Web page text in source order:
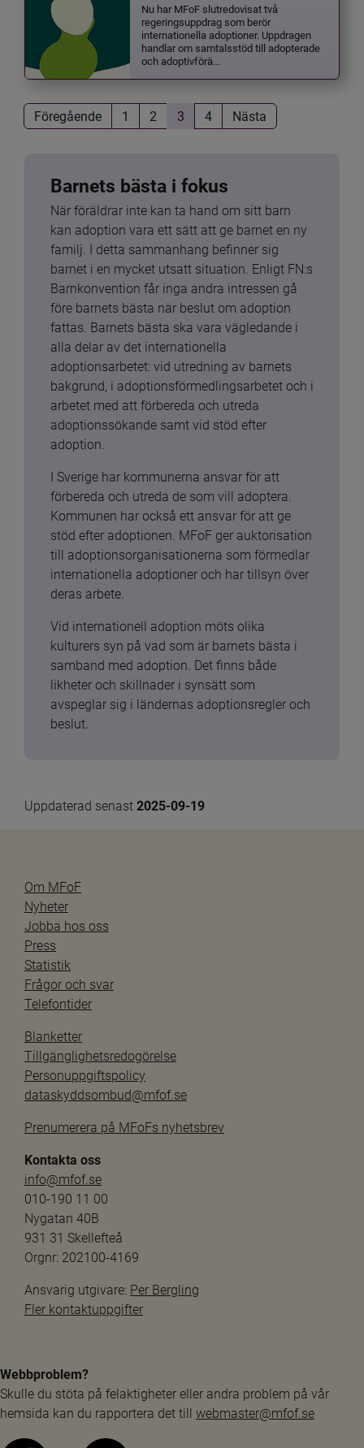
Nu har MFoF slutredovisat två
regeringsuppdrag som berör
internationella adoptioner. Uppdragen
handlar om samtalsstöd till adopterade
och adoptivförä...
Föregående 1 2 3 4 Nästa
Barnets bästa i fokus
När föräldrar inte kan ta hand om sitt barn
kan adoption vara ett sätt att ge barnet en ny
familj. I detta sammanhang befinner sig
barnet i en mycket utsatt situation. Enligt FN:s
Barnkonvention får inga andra intressen gå
före barnets bästa när beslut om adoption
fattas. Barnets bästa ska vara vägledande i
alla delar av det internationella
adoptionsarbetet: vid utredning av barnets
bakgrund, i adoptionsförmedlingsarbetet och i
arbetet med att förbereda och utreda
adoptionssökande samt vid stöd efter
adoption.
I Sverige har kommunerna ansvar för att
förbereda och utreda de som vill adoptera.
Kommunen har också ett ansvar för att ge
stöd efter adoptionen. MFoF ger auktorisation
till adoptionsorganisationerna som förmedlar
internationella adoptioner och har tillsyn över
deras arbete.
Vid internationell adoption möts olika
kulturers syn på vad som är barnets bästa i
samband med adoption. Det finns både
likheter och skillnader i synsätt som
avspeglar sig i ländernas adoptionsregler och
beslut.
Uppdaterad senast 2025-09-19
Om MFoF
Nyheter
Jobba hos oss
Press
Statistik
Frågor och svar
Telefontider
Blanketter
Tillgänglighetsredogörelse
Personuppgiftspolicy
dataskyddsombud@mfof.se
Prenumerera på MFoFs nyhetsbrev
Kontakta oss
info@mfof.se
010-190 11 00
Nygatan 40B
931 31 Skellefteå
Orgnr: 202100-4169
Ansvarig utgivare: Per Bergling
Fler kontaktuppgifter
Webbproblem?
Skulle du stöta på felaktigheter eller andra problem på vår
hemsida kan du rapportera det till webmaster@mfof.se